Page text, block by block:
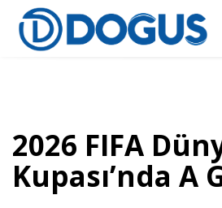
2026 FIFA
Kupası’nda A